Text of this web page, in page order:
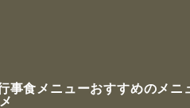
事食メニューおすすめのメニ